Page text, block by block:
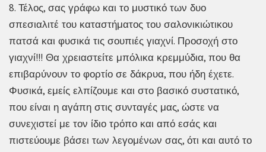
8. Τέλος, σας γράφω και το μυστικό των δυο
σπεσιαλιτέ του καταστήματος του σαλονικιώτικου
πατσά και φυσικά τις σουπιές γιαχνί. Προσοχή στο
γιαχνί!!! Θα χρειαστείτε μπόλικα κρεμμύδια, που θα
επιβαρύνουν το φορτίο σε δάκρυα, που ήδη έχετε.
Φυσικά, εμείς ελπίζουμε και στο βασικό συστατικό,
που είναι η αγάπη στις συνταγές μας, ώστε να
συνεχιστεί με τον ίδιο τρόπο και από εσάς και
πιστεύουμε βάσει των λεγομένων σας, ότι και αυτό το